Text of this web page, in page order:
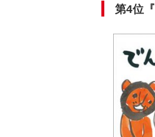
第4位『